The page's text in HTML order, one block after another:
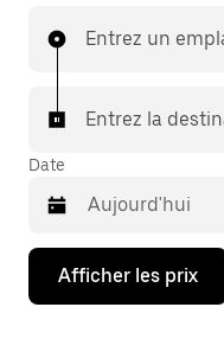
Entrez un
Entrez la
Date
Appuyez
la
Afficher les prix